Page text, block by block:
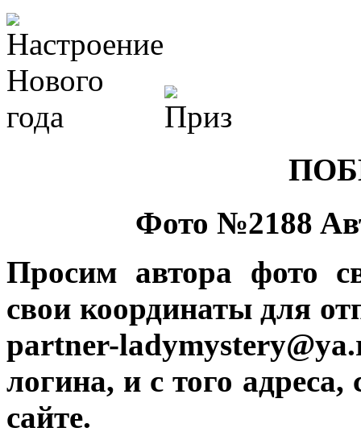
Фото №2188
Просим автора фото
свои координаты для
partner-
логина, и с того адреса,
сайте.